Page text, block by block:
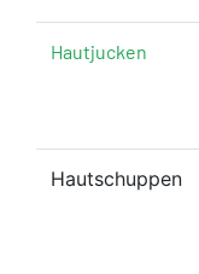
Hautjucken
Hautschuppen